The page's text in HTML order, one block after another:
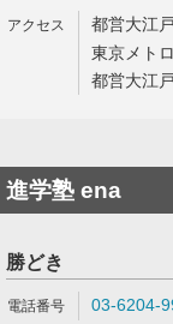
都営大江
東京メト
都営大江
進学塾 ena
勝どき
03-6204-